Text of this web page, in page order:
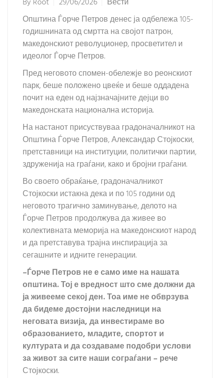
Општина Ѓорче Петров денес ја одбележа 105-
годишнината од смртта на својот патрон,
македонскиот револуционер, просветител и
идеолог Ѓорче Петров.
Пред неговото спомен-обележје во реонскиот
парк, беше положено цвеќе и беше оддадена
почит на еден од најзначајните дејци во
македонската национална историја.
На настанот присуствуваа градоначалникот на
Општина Ѓорче Петров, Александар Стојкоски,
претставници на институции, политички партии,
здруженија на граѓани, како и бројни граѓани.
Во своето обраќање, градоначалникот
Стојкоски истакна дека и по 105 години од
неговото трагично заминување, делото на
Ѓорче Петров продолжува да живее во
колективната меморија на македонскиот народ
и да претставува трајна инспирација за
сегашните и идните генерации.
–Ѓорче Петров не е само име на нашата
општина. Тој е вредност што сме должни да
ја живееме секој ден. Тоа име необврзува
да бидеме достојни наследници на
неговата визија, да инвестираме во
образованието, младите, спортот и
културата и да создаваме подобри услови
за живот за сите наши сограѓани – рече
Стојкоски.